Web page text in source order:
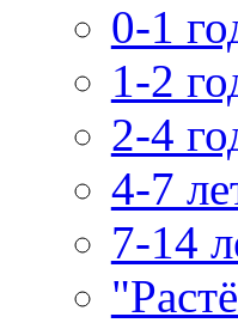
0-1
1-2
2-4
4-7
7-14